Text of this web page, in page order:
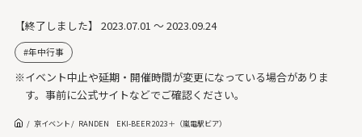
【終了しました】 2023.07.01 ～ 2023.09.24
年中行事
※イベント中止や延期・開催時間が変更になっている場合がありま
す。事前に公式サイトなどでご確認ください。
京イベント RANDEN EKI-BEER 2023＋（嵐電駅ビア）